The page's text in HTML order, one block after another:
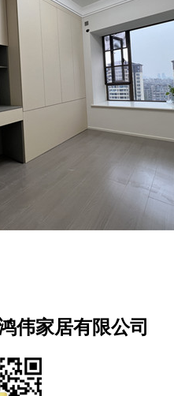
伟家居有限公司